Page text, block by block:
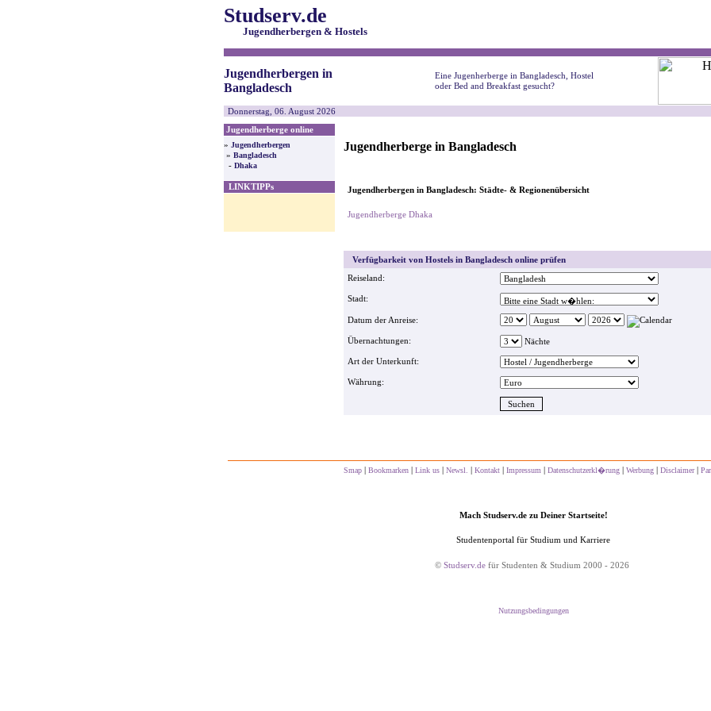
Studserv.de
Jugendherbergen & Hostels
Jugendherbergen in
Bangladesch
Eine Jugenherberge in Bangladesch, Hostel
oder Bed and Breakfast gesucht?
Donnerstag, 06. August 2026
Jugendherberge online
» Jugendherbergen
» Bangladesch
- Dhaka
LINKTIPPs
Jugendherberge in Bangladesch
Jugendherbergen in Bangladesch: Städte- & Regionenübersicht
Jugendherberge Dhaka
Verfügbarkeit von Hostels in Bangladesch online prüfen
Reiseland:
Stadt:
Datum der Anreise:
Übernachtungen: Nächte
Art der Unterkunft:
Währung:
Smap | Bookmarken | Link us | Newsl. | Kontakt | Impressum | Datenschutzerkl�rung | Werbung | Disclaimer|
Mach Studserv.de zu Deiner Startseite!
Studentenportal für Studium und Karriere
© Studserv.de für Studenten & Studium 2000 - 2026
Nutzungsbedingungen